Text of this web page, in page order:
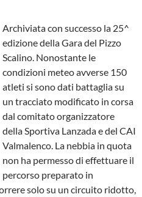
Archiviata con successo la 25^
edizione della Gara del Pizzo
Scalino. Nonostante le
condizioni meteo avverse 150
atleti si sono dati battaglia su
un tracciato modificato in corsa
dal comitato organizzatore
della Sportiva Lanzada e del CAI
Valmalenco. La nebbia in quota
non ha permesso di effettuare il
percorso preparato in
solo su un circuito ridotto,